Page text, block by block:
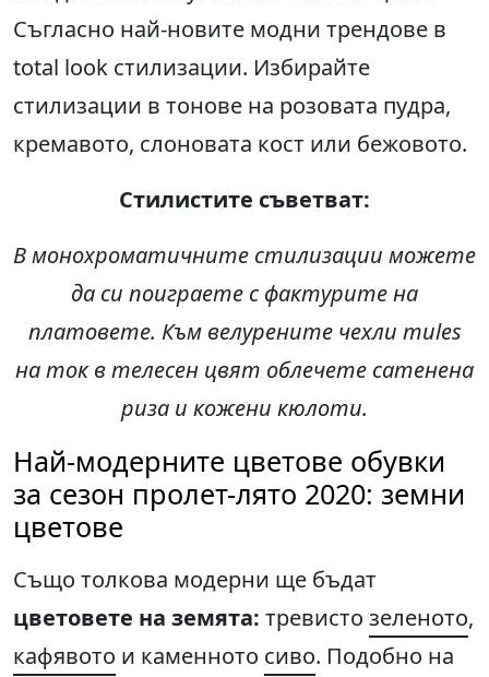
Съгласно най-новите модни трендове в
total look стилизации. Избирайте
стилизации в тонове на розовата пудра,
кремавото, слоновата кост или бежовото.
Стилистите съветват:
В монохроматичните стилизации можете
да си поиграете с фактурите на
платовете. Към велурените чехли mules
на ток в телесен цвят облечете сатенена
риза и кожени кюлоти.
Най-модерните цветове обувки
за сезон пролет-лято 2020: земни
цветове
Също толкова модерни ще бъдат
цветовете на земята: тревисто зеленото,
кафявото и каменното сиво. Подобно на